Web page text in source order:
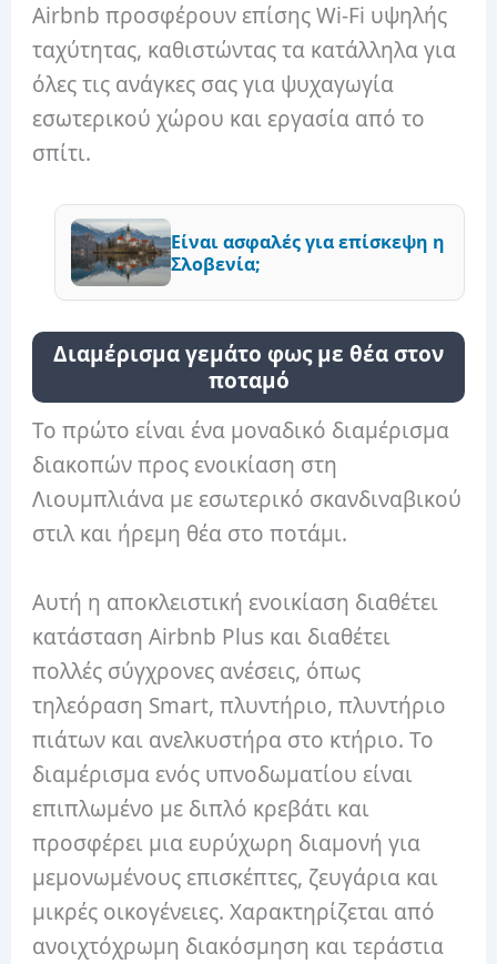
Airbnb προσφέρουν επίσης Wi-Fi υψηλής
ταχύτητας, καθιστώντας τα κατάλληλα για
όλες τις ανάγκες σας για ψυχαγωγία
εσωτερικού χώρου και εργασία από το
σπίτι.
Είναι ασφαλές για επίσκεψη η
Σλοβενία;
Διαμέρισμα γεμάτο φως με θέα στον
ποταμό
Το πρώτο είναι ένα μοναδικό διαμέρισμα
διακοπών προς ενοικίαση στη
Λιουμπλιάνα με εσωτερικό σκανδιναβικού
στιλ και ήρεμη θέα στο ποτάμι.
Αυτή η αποκλειστική ενοικίαση διαθέτει
κατάσταση Airbnb Plus και διαθέτει
πολλές σύγχρονες ανέσεις, όπως
τηλεόραση Smart, πλυντήριο, πλυντήριο
πιάτων και ανελκυστήρα στο κτήριο. Το
διαμέρισμα ενός υπνοδωματίου είναι
επιπλωμένο με διπλό κρεβάτι και
προσφέρει μια ευρύχωρη διαμονή για
μεμονωμένους επισκέπτες, ζευγάρια και
μικρές οικογένειες. Χαρακτηρίζεται από
ανοιχτόχρωμη διακόσμηση και τεράστια